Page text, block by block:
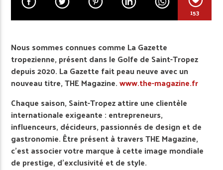
153
Nous sommes connues comme La Gazette
tropezienne, présent dans le Golfe de Saint-Tropez
depuis 2020. La Gazette fait peau neuve avec un
nouveau titre, THE Magazine.www.the-magazine.fr
Chaque saison, Saint-Tropez attire une clientèle
internationale exigeante : entrepreneurs,
influenceurs, décideurs, passionnés de design et de
gastronomie. Être présent à travers THE Magazine,
c’est associer votre marque à cette image mondiale
de prestige, d’exclusivité et de style.